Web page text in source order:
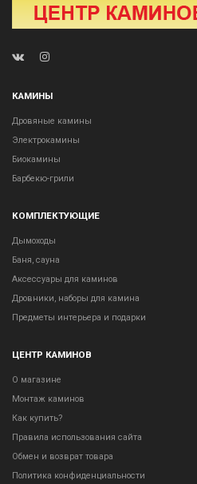
КАМИНЫ
Дровяные камины
Электрокамины
Биокамины
Барбекю-грили
КОМПЛЕКТУЮЩИЕ
Дымоходы
Баня, сауна
Аксессуары для каминов
Дровники, наборы для камина
Предметы интерьера и подарки
ЦЕНТР КАМИНОВ
О магазине
Монтаж каминов
Как купить?
Правила использования сайта
Обмен и возврат товара
Политика конфиденциальности